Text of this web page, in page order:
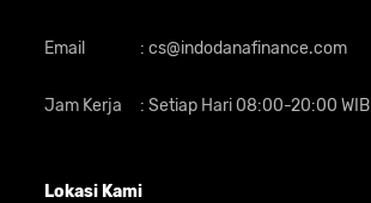
Email : cs@indodanafinance.com
Jam Kerja : Setiap Hari 08:00-20:00 WIB
Lokasi Kami